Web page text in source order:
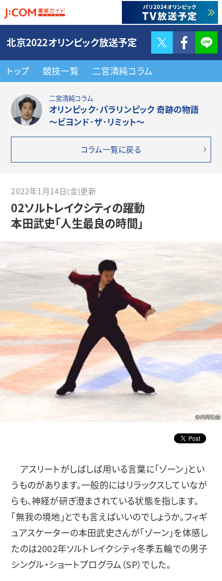
北京2022オリンピック放送予定
トップ 競技一覧 二宮清純コラム
Twitter
二宮清純コラム
オリンピック･パラリンピック 奇跡の物語
～ビヨンド･ザ･リミット～
コラム一覧に戻る
2022年1月14日(金)更新
02ソルトレイクシティの躍動
本田武史「人生最良の時間」
アスリートがしばしば用いる言葉に「ゾーン」とい
うものがあります。一般的にはリラックスしていなが
らも、神経が研ぎ澄まされている状態を指します。
「無我の境地」とでも言えばいいのでしょうか。フィギ
ュアスケーターの本田武史さんが「ゾーン」を体感し
たのは2002年ソルトレイクシティ冬季五輪での男子
シングル・ショートプログラム（SP）でした。